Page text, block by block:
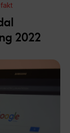
2022